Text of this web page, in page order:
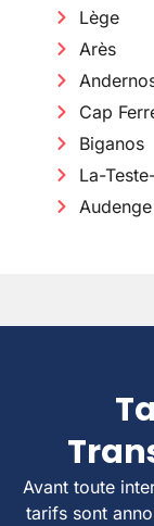
Lège
Arès
Cap
Biganos
La-
Audenge
Avant toute
tarifs sont